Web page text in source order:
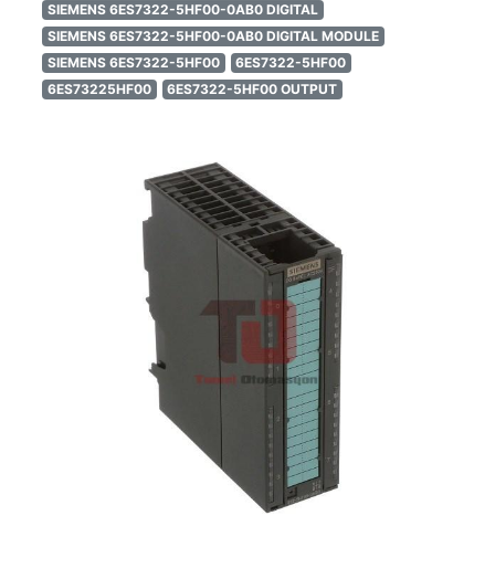
SIEMENS 6ES7322-5HF00-0AB0 DIGITAL
SIEMENS 6ES7322-5HF00-0AB0 DIGITAL MODULE
SIEMENS 6ES7322-5HF00
6ES7322-5HF00
6ES73225HF00
6ES7322-5HF00 OUTPUT